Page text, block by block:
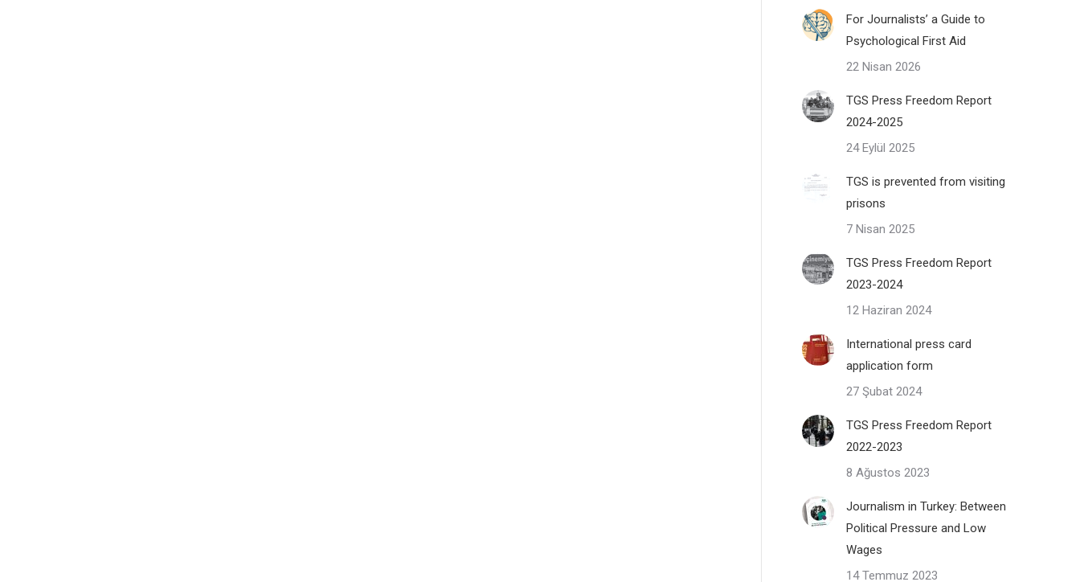
For Journalists’ a Guide to
Psychological First Aid
22 Nisan 2026
TGS Press Freedom Report
2024-2025
24 Eylül 2025
TGS is prevented from visiting
prisons
7 Nisan 2025
TGS Press Freedom Report
2023-2024
12 Haziran 2024
International press card
application form
27 Şubat 2024
TGS Press Freedom Report
2022-2023
8 Ağustos 2023
Journalism in Turkey: Between
Political Pressure and Low
Wages
14 Temmuz 2023